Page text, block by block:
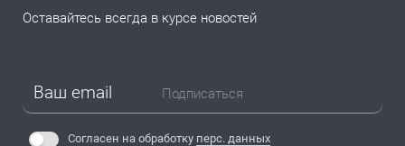
Оставайтесь всегда в курсе новостей
Подписаться
Согласен на обработку перс. данных